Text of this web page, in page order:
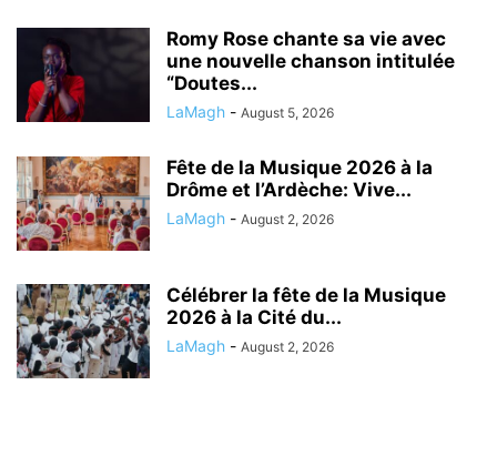
Romy Rose chante sa vie avec
une nouvelle chanson intitulée
“Doutes...
LaMagh - August 5, 2026
Fête de la Musique 2026 à la
Drôme et l’Ardèche: Vive...
LaMagh - August 2, 2026
Célébrer la fête de la Musique
2026 à la Cité du...
LaMagh - August 2, 2026